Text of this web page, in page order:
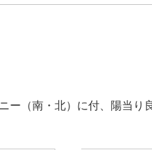
（南・北）に付、陽当り